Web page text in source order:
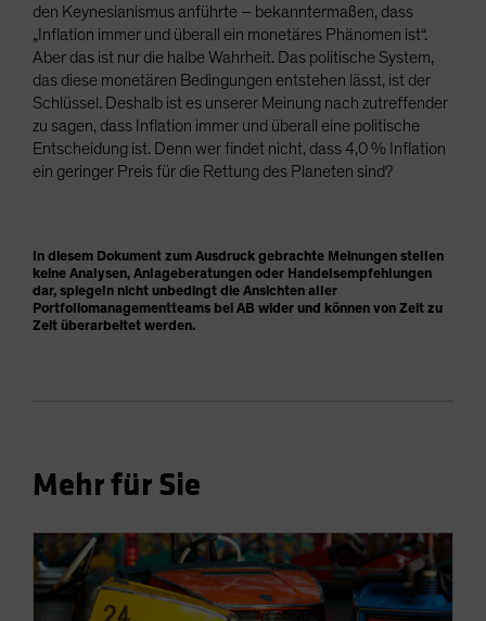
den Keynesianismus anführte – bekanntermaßen, dass
„Inflation immer und überall ein monetäres Phänomen ist“.
Aber das ist nur die halbe Wahrheit. Das politische System,
das diese monetären Bedingungen entstehen lässt, ist der
Schlüssel. Deshalb ist es unserer Meinung nach zutreffender
zu sagen, dass Inflation immer und überall eine politische
Entscheidung ist. Denn wer findet nicht, dass 4,0 % Inflation
ein geringer Preis für die Rettung des Planeten sind?
In diesem Dokument zum Ausdruck gebrachte Meinungen stellen
keine Analysen, Anlageberatungen oder Handelsempfehlungen
dar, spiegeln nicht unbedingt die Ansichten aller
Portfoliomanagementteams bei AB wider und können von Zeit zu
Zeit überarbeitet werden.
Mehr für Sie